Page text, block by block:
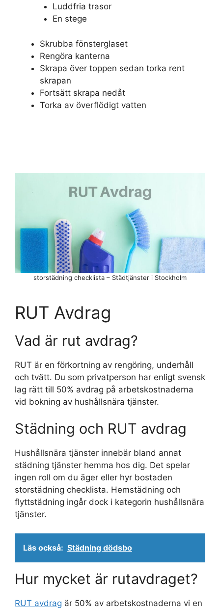
Luddfria trasor
En stege
Skrubba fönsterglaset
Rengöra kanterna
Skrapa över toppen sedan torka rent
skrapan
Fortsätt skrapa nedåt
Torka av överflödigt vatten
RUT Avdrag
Vad är rut avdrag?
RUT är en förkortning av rengöring, underhåll
och tvätt. Du som privatperson har enligt svensk
lag rätt till 50% avdrag på arbetskostnaderna
vid bokning av hushållsnära tjänster.
Städning och RUT avdrag
Hushållsnära tjänster innebär bland annat
städning tjänster hemma hos dig. Det spelar
ingen roll om du äger eller hyr bostaden
storstädning checklista. Hemstädning och
flyttstädning ingår dock i kategorin hushållsnära
tjänster.
Läs också: Städning dödsbo
Hur mycket är rutavdraget?
RUT avdrag är 50% av arbetskostnaderna vi en
storstädning checklista – Städtjänster i Stockholm